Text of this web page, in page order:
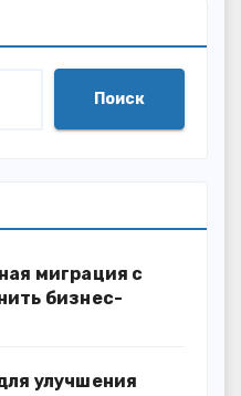
Поиск
миграция с
бизнес-
улучшения